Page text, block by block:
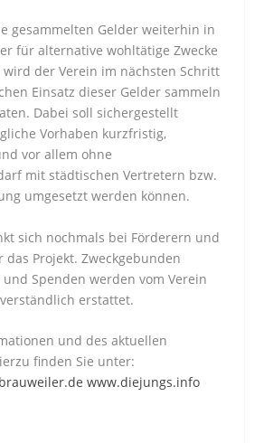
gesammelten Gelder weiterhin in
für alternative wohltätige Zwecke
wird der Verein im nächsten Schritt
Einsatz dieser Gelder sammeln
Dabei soll sichergestellt
Vorhaben kurzfristig,
vor allem ohne
mit städtischen Vertretern bzw.
umgesetzt werden können.
sich nochmals bei Förderern und
Projekt. Zweckgebunden
Spenden werden vom Verein
erstattet.
und des aktuellen
finden Sie unter:
www.diejungs.info